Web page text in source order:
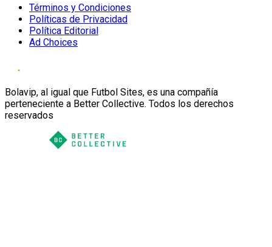
Términos y Condiciones
Políticas de Privacidad
Política Editorial
Ad Choices
Bolavip, al igual que Futbol Sites, es una compañía
perteneciente a Better Collective. Todos los derechos
reservados